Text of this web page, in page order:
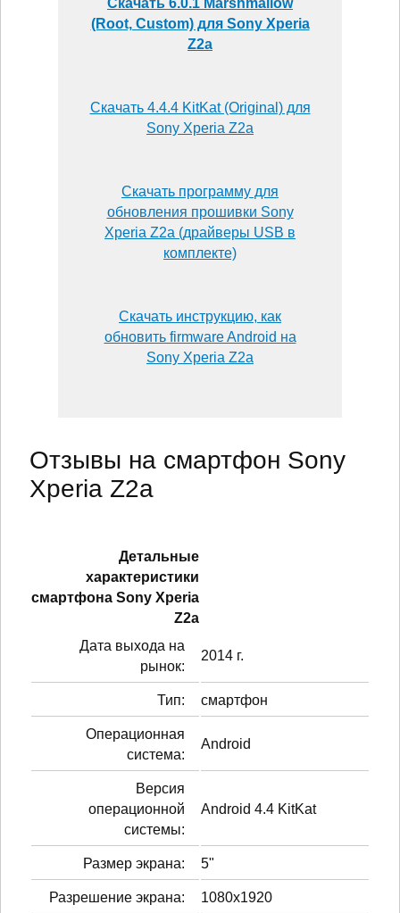
(Root, Custom) для Sony Xperia
Z2a
Скачать 4.4.4 KitKat (Original) для
Sony Xperia Z2a
Скачать программу для
обновления прошивки Sony
Xperia Z2a (драйверы USB в
комплекте)
Скачать инструкцию, как
обновить firmware Android на
Sony Xperia Z2a
Отзывы на смартфон Sony
Xperia Z2a
Детальные
характеристики
смартфонa Sony Xperia
Z2a
Дата выхода на
рынок:
2014 г.
Тип: смартфон
Операционная
система:
Android
Версия
операционной
системы:
Android 4.4 KitKat
Размер экрана: 5"
Разрешение экрана: 1080x1920